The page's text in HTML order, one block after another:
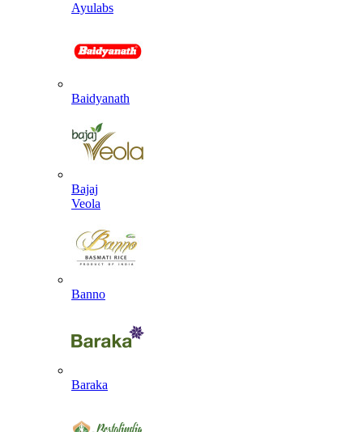
Ayulabs
Baidyanath
Bajaj
Veola
Banno
Baraka